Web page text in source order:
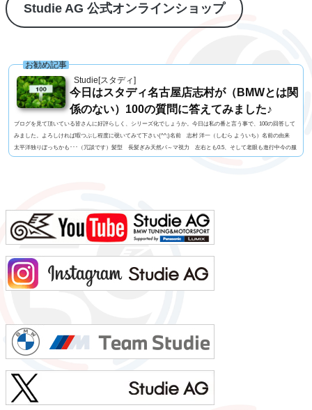
Studie AG 公式オンラインショップ
Studie[スタディ]
お勧め記事
今日はスタディ名古屋店志村が（BMWとは関
係のない）100の質問に答えてみました♪
ブログを見て頂いている皆さんに好評らしく、シリーズ化でしょうか。今日は私の番と言う事で、100の回答して
みました。よろしければ暇つぶし程度に覗いてみて下さい(^^;)名前 志村 洋一（しむら よういち）名前の由来
太平洋独りぼっちかも･･･（冗談です）髪型 長髪ぎみ天然パ～マ視力 左右とも0.5、そして老眼も進行中今の服
装 StudieオリジナルTシャツ+グレーのパンツ利き手 右手 足速い？ 普通ペット いません血液型 B型車の